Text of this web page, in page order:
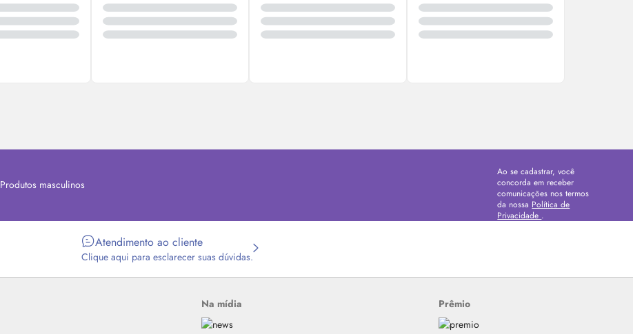
Produtos masculinos
Ao se cadastrar, você
concorda em receber
comunicações nos termos
da nossa Política de
Privacidade .
Atendimento ao cliente
Clique aqui para esclarecer suas dúvidas.
Na mídia Prêmio